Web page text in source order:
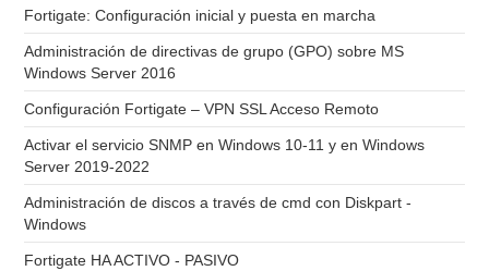
Fortigate: Configuración inicial y puesta en marcha
Administración de directivas de grupo (GPO) sobre MS
Windows Server 2016
Configuración Fortigate – VPN SSL Acceso Remoto
Activar el servicio SNMP en Windows 10-11 y en Windows
Server 2019-2022
Administración de discos a través de cmd con Diskpart -
Windows
Fortigate HA ACTIVO - PASIVO